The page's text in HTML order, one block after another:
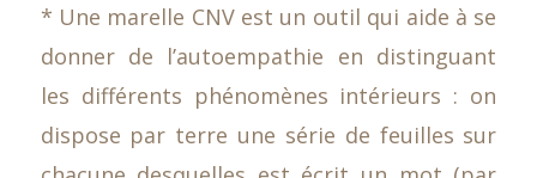
* Une marelle CNV est un outil qui aide à se
donner de l’autoempathie en distinguant
les différents phénomènes intérieurs : on
dispose par terre une série de feuilles sur